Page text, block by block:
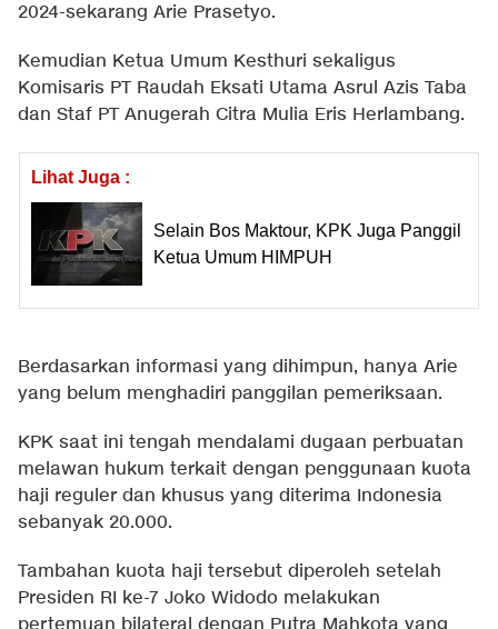
2024-sekarang Arie Prasetyo.
Kemudian Ketua Umum Kesthuri sekaligus
Komisaris PT Raudah Eksati Utama Asrul Azis Taba
dan Staf PT Anugerah Citra Mulia Eris Herlambang.
Lihat Juga :
Selain Bos Maktour, KPK Juga Panggil
Ketua Umum HIMPUH
Berdasarkan informasi yang dihimpun, hanya Arie
yang belum menghadiri panggilan pemeriksaan.
KPK saat ini tengah mendalami dugaan perbuatan
melawan hukum terkait dengan penggunaan kuota
haji reguler dan khusus yang diterima Indonesia
sebanyak 20.000.
Tambahan kuota haji tersebut diperoleh setelah
Presiden RI ke-7 Joko Widodo melakukan